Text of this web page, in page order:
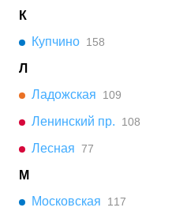
К
Купчино 158
Л
Ладожская
109
Ленинский пр. 108
Лесная 77
М
Московская
117